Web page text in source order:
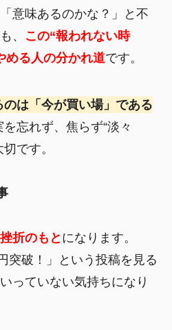
意味あるのかな？」と不
、
この“報われない時
める人の分かれ道です。
は「今が買い場」である
を忘れず、焦らず“淡々
です。
折のもと になります。
突破！」という投稿を見る
っていない気持ちになり